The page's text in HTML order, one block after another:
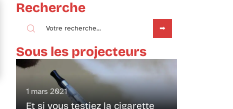
Recherche
Sous les projecteurs
1 mars 2021
Et si vous testiez la cigarette